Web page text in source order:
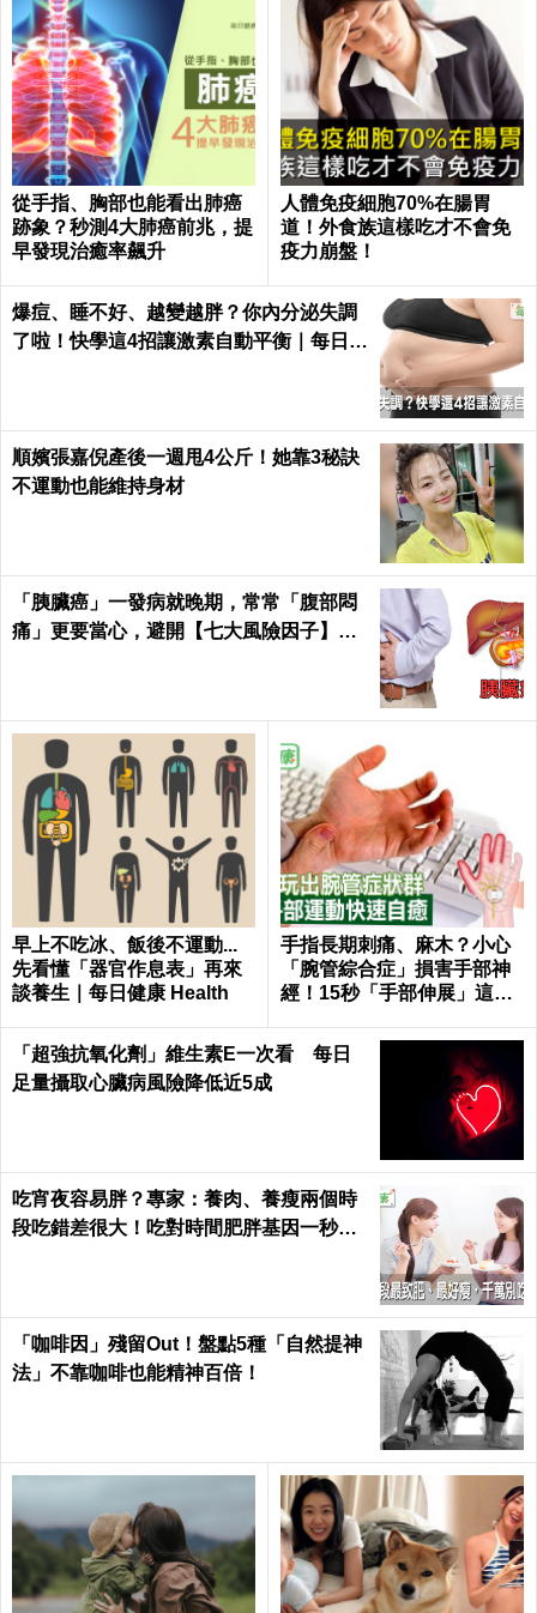
腎臟健康｜每日健康 Health
中午不睡覺【大腦衰退快6倍】！研究：
「黃金午休法」這樣睡，提升腦力防癡
呆！｜每日健康Health
在家就能做！「超強排毒法」體內毒素、
重金屬一次全排空，護肝護腎長命百歲｜
每日健康 Health
夏天呼吸道易不適！醫推4食物「抗發炎、
早發現治癒率飆升
人體免疫細胞70%在腸胃
道！外食族這樣吃才不會免
疫力崩盤！
爆痘、睡不好、越變越胖？你內分泌失調
了啦！快學這4招讓激素自動平衡｜每日健
康 Health
順嬪張嘉倪產後一週甩4公斤！她靠3秘訣
不運動也能維持身材
「胰臟癌」一發病就晚期，常常「腹部悶
談養生｜每日健康 Health
手指長期刺痛、麻木？小心
「腕管綜合症」損害手部神
經！15秒「手部伸展」這樣
練，別讓身體空「腕」惜！
「超強抗氧化劑」維生素E一次看 每日
足量攝取心臟病風險降低近5成